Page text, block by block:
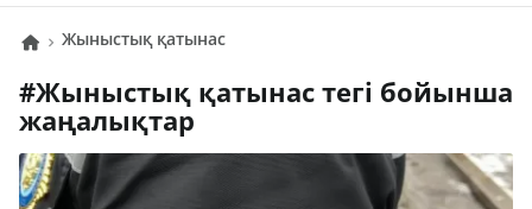
жыныстық қатынас
# жыныстық қатынас тегі бойынша
жаңалықтар